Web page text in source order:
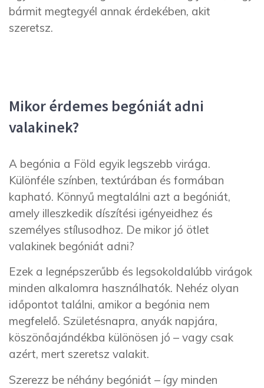
bármit megtegyél annak érdekében, akit
szeretsz.
Mikor érdemes begóniát adni
valakinek?
A begónia a Föld egyik legszebb virága.
Különféle színben, textúrában és formában
kapható. Könnyű megtalálni azt a begóniát,
amely illeszkedik díszítési igényeidhez és
személyes stílusodhoz. De mikor jó ötlet
valakinek begóniát adni?
Ezek a legnépszerűbb és legsokoldalúbb virágok
minden alkalomra használhatók. Nehéz olyan
időpontot találni, amikor a begónia nem
megfelelő. Születésnapra, anyák napjára,
köszönőajándékba különösen jó – vagy csak
azért, mert szeretsz valakit.
Szerezz be néhány begóniát – így minden